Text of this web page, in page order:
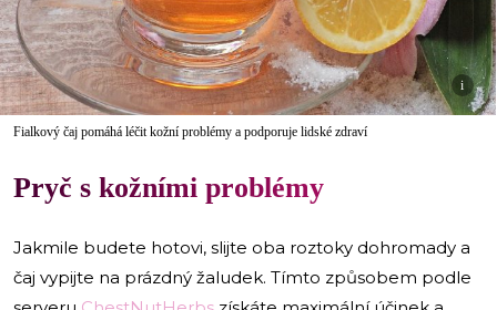
i
Fialkový čaj pomáhá léčit kožní problémy a podporuje lidské zdraví
Pryč s kožními problémy
Jakmile budete hotovi, slijte oba roztoky dohromady a
čaj vypijte na prázdný žaludek. Tímto způsobem podle